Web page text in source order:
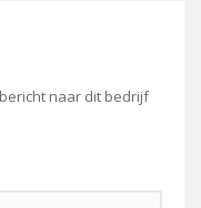
naar dit bedrijf